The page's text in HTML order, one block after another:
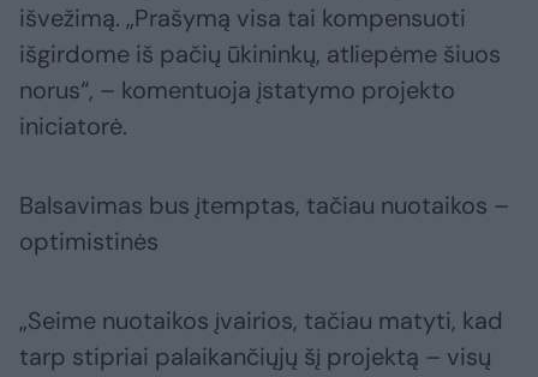
išvežimą. „Prašymą visa tai kompensuoti
išgirdome iš pačių ūkininkų, atliepėme šiuos
norus“, – komentuoja įstatymo projekto
iniciatorė.
Balsavimas bus įtemptas, tačiau nuotaikos –
optimistinės
„Seime nuotaikos įvairios, tačiau matyti, kad
tarp stipriai palaikančiųjų šį projektą – visų